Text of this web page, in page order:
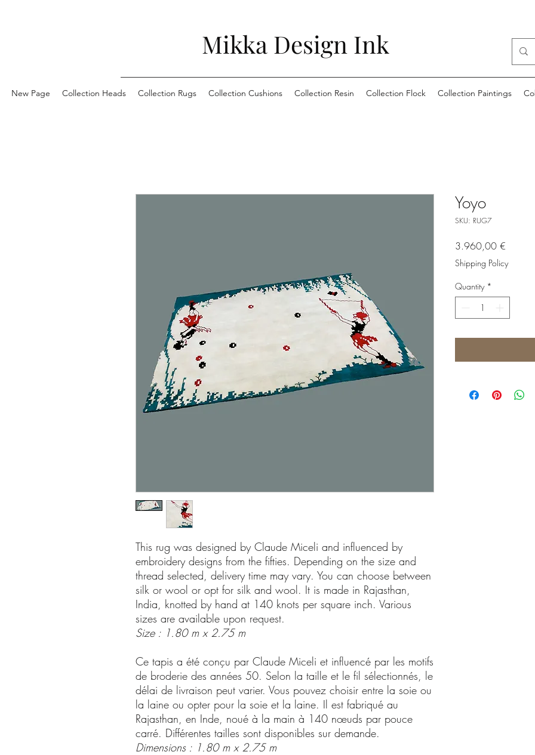
Mikka Design Ink
New Page Collection Heads Collection Rugs Collection Cushions Collection Resin Collection Flock Collection Paintings
This rug was designed by Claude Miceli and influenced by
embroidery designs from the fifties. Depending on the size and
thread selected, delivery time may vary. You can choose between
silk or wool or opt for silk and wool. It is made in Rajasthan,
India, knotted by hand at 140 knots per square inch. Various
sizes are available upon request.
Size : 1.80 m x 2.75 m
Ce tapis a été conçu par Claude Miceli et influencé par les motifs
de broderie des années 50. Selon la taille et le fil sélectionnés, le
délai de livraison peut varier. Vous pouvez choisir entre la soie ou
la laine ou opter pour la soie et la laine. Il est fabriqué au
Rajasthan, en Inde, noué à la main à 140 nœuds par pouce
carré. Différentes tailles sont disponibles sur demande.
Dimensions : 1.80 m x 2.75 m
Yoyo
SKU: RUG7
3.960,00 €
Shipping Policy
Quantity *